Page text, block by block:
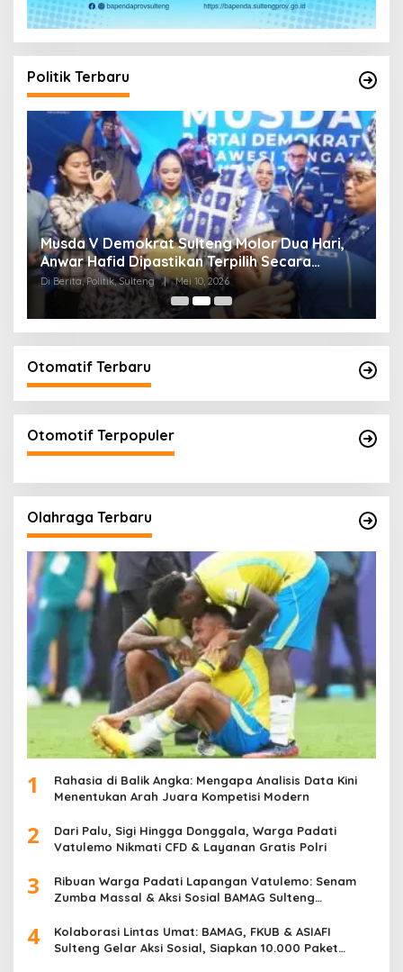
Politik Terbaru
Musda V Demokrat Sulteng Molor Dua Hari,
Anwar Hafid Dipastikan Terpilih Secara
Aklamasi
Di Berita, Politik, Sulteng | Mei 10, 2026
Otomatif Terbaru
Otomotif Terpopuler
Olahraga Terbaru
1
Rahasia di Balik Angka: Mengapa Analisis Data Kini
Menentukan Arah Juara Kompetisi Modern
2
Dari Palu, Sigi Hingga Donggala, Warga Padati
Vatulemo Nikmati CFD & Layanan Gratis Polri
3
Ribuan Warga Padati Lapangan Vatulemo: Senam
Zumba Massal & Aksi Sosial BAMAG Sulteng
4
Kolaborasi Lintas Umat: BAMAG, FKUB & ASIAFI
Sulteng Gelar Aksi Sosial, Siapkan 10.000 Paket